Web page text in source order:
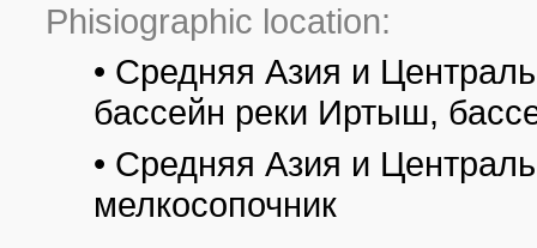
Phisiographic location:
• Средняя Азия и
бассейн реки Иртыш,
• Средняя Азия и
мелкосопочник